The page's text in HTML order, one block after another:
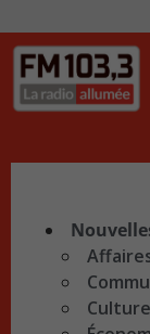
Culture